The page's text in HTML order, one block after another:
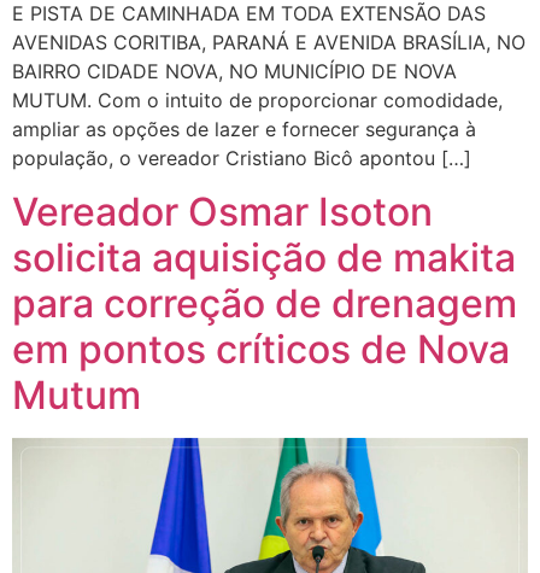
E PISTA DE CAMINHADA EM TODA EXTENSÃO DAS
AVENIDAS CORITIBA, PARANÁ E AVENIDA BRASÍLIA, NO
BAIRRO CIDADE NOVA, NO MUNICÍPIO DE NOVA
MUTUM. Com o intuito de proporcionar comodidade,
ampliar as opções de lazer e fornecer segurança à
população, o vereador Cristiano Bicô apontou […]
Vereador Osmar Isoton
solicita aquisição de makita
para correção de drenagem
em pontos críticos de Nova
Mutum